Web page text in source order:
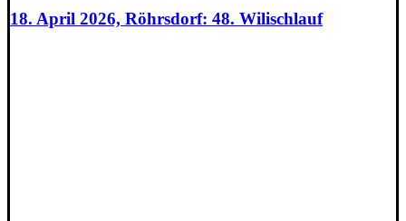
18. April 2026, Röhrsdorf: 48. Wilischlauf